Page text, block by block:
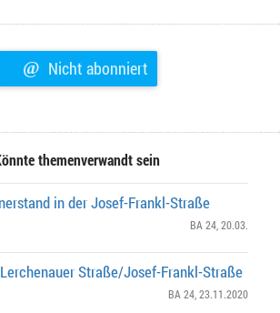
@ Nicht abonniert
themenverwandt sein
in der Josef-Frankl-Straße
BA 24 , 20.03.
Straße/Josef-Frankl-Straße
BA 24 , 23.11.2020